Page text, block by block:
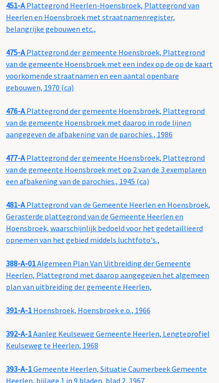
451-APlattegrond Heerlen-Hoensbroek, Plattegrond van
Heerlen en Hoensbroek met straatnamenregister,
belangrijke gebouwen etc.,
475-APlattegrond der gemeente Hoensbroek, Plattegrond
van de gemeente Hoensbroek met een index op de op de kaart
voorkomende straatnamen en een aantal openbare
gebouwen, 1970 (ca)
476-APlattegrond der gemeente Hoensbroek, Plattegrond
van de gemeente Hoensbroek met daarop in rode lijnen
aangegeven de afbakening van de parochies., 1986
477-APlattegrond der gemeente Hoensbroek, Plattegrond
van de gemeente Hoensbroek met op 2 van de 3 exemplaren
een afbakening van de parochies., 1945 (ca)
481-APlattegrond van de Gemeente Heerlen en Hoensbroek,
Gerasterde plattegrond van de Gemeente Heerlen en
Hoensbroek, waarschijnlijk bedoeld voor het gedetaillieerd
opnemen van het gebied middels luchtfoto's.,
388-A-01Algemeen Plan Van Uitbreiding der Gemeente
Heerlen, Plattegrond met daarop aangegeven het algemeen
plan van uitbreiding der gemeente Heerlen,
391-A-1 Hoensbroek, Hoensbroek e.o., 1966
392-A-1Aanleg Keulseweg Gemeente Heerlen, Lengteprofiel
Keulseweg te Heerlen, 1968
393-A-1Gemeente Heerlen, Situatie Caumerbeek Gemeente
Heerlen, bijlage 1 in 9 bladen, blad 2, 1967